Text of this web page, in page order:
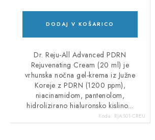
DODAJ V KOŠARICO
Dr. Reju-All Advanced PDRN
Rejuvenating Cream (20 ml) je
vrhunska nočna gel-krema iz Južne
Koreje z PDRN (1200 ppm),
niacinamidom, pantenolom,
hidrolizirano hialuronsko kislino...
Koda: RJAS01-CREU